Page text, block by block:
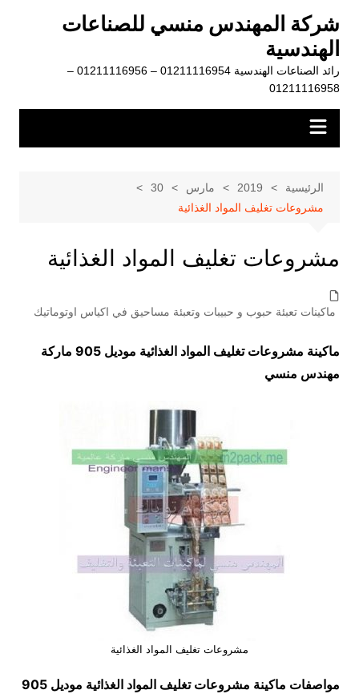
المحتوى
شركة المهندس منسي للصناعات
الهندسية
رائد الصناعات الهندسية 01211116954 – 01211116956 –
01211116958
الرئيسية 2019 مارس
30
مشروعات تغليف المواد الغذائية
مشروعات تغليف المواد الغذائية
ماكينات تعبئة حبوب و حبيبات وتعبئة مساحيق في اكياس اوتوماتيك
ماكينة مشروعات تغليف المواد الغذائية موديل 905 ماركة
مهندس منسي
مشروعات تغليف المواد الغذائية
مواصفات ماكينة مشروعات تغليف المواد الغذائية
موديل 905